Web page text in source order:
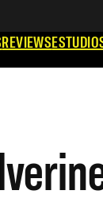
REVIEWS